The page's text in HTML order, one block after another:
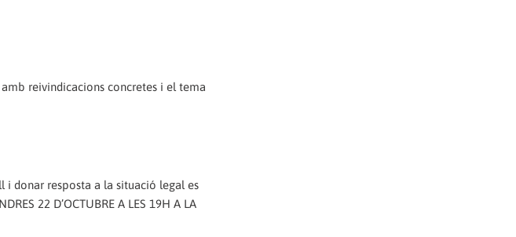
reivindicacions concretes i el tema
i donar resposta a la situació legal es
22 D’OCTUBRE A LES 19H A LA